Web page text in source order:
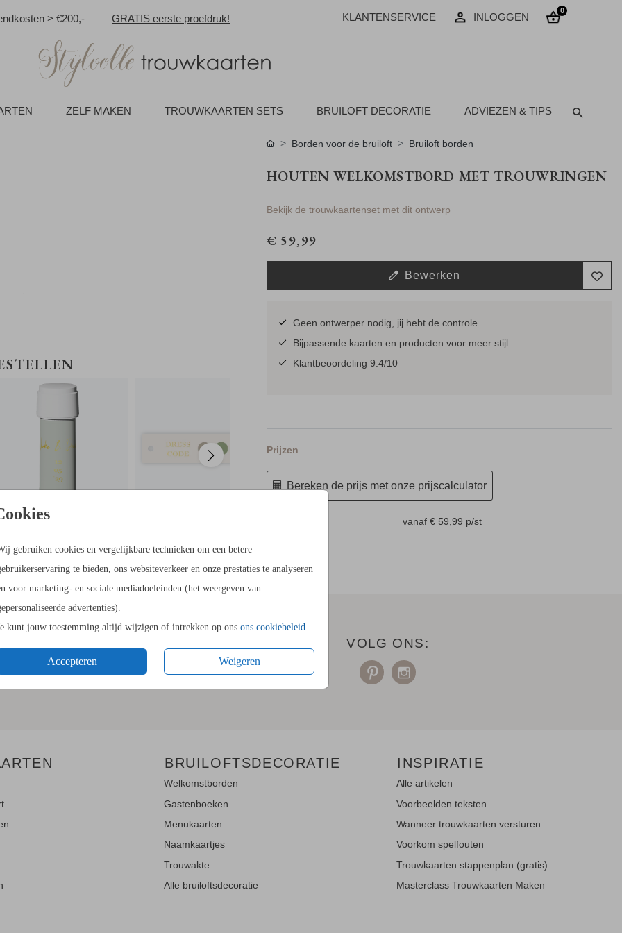
> €200,- GRATIS eerste proefdruk! KLANTENSERVICE INLOGGEN
0
ZELF MAKEN TROUWKAARTEN SETS BRUILOFT DECORATIE ADVIEZEN & TIPS
gebruiken cookies en vergelijkbare technieken om een betere
te bieden, ons websiteverkeer en onze prestaties te analyseren
voor marketing- en sociale mediadoeleinden (het weergeven van
advertenties).
kunt jouw toestemming altijd wijzigen of intrekken op ons ons cookiebeleid.
Accepteren Weigeren
STICKER BELLENBLAAS
Borden voor de bruiloft Bruiloft borden
HOUTEN WELKOMSTBORD MET TROUWRINGEN
Bekijk de trouwkaartenset met dit ontwerp
€ 59,99
Bewerken
Geen ontwerper nodig, jij hebt de controle
Bijpassende kaarten en producten voor meer stijl
Klantbeoordeling 9.4/10
Prijzen
Bereken de prijs met onze prijscalculator
vanaf € 59,99 p/st
UPDATES"!
en blijf op de hoogte van de
VOLG ONS:
BRUILOFTSDECORATIE
Welkomstborden
Gastenboeken
Menukaarten
Naamkaartjes
Trouwakte
Alle bruiloftsdecoratie
INSPIRATIE
Alle artikelen
Voorbeelden teksten
Wanneer trouwkaarten versturen
Voorkom spelfouten
Trouwkaarten stappenplan (gratis)
Masterclass Trouwkaarten Maken